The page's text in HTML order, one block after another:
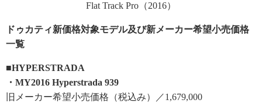
Flat Track Pro（2016）
ドゥカティ新価格対象モデル及び新メーカー希望小売価格
一覧
■HYPERSTRADA
・MY2016 Hyperstrada 939
旧メーカー希望小売価格（税込み）／1,679,000